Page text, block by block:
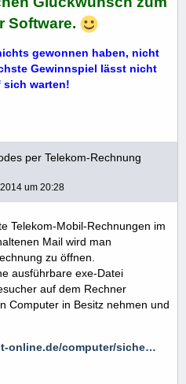
Software.
gewonnen haben, nicht
Gewinnspiel lässt nicht
sich warten!
per Telekom-Rechnung
um 20:28
Telekom-Mobil-Rechnungen im
Mail wird man
zu öffnen.
ausführbare exe-Datei
auf dem Rechner
Computer in Besitz nehmen und
online.de/computer/siche…